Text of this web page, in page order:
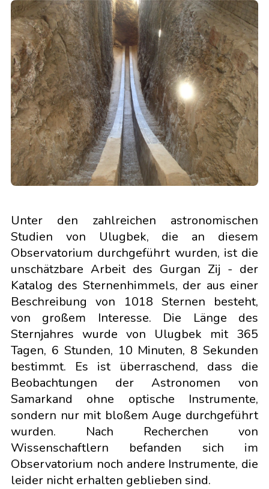
Unter den zahlreichen astronomischen
Studien von Ulugbek, die an diesem
Observatorium durchgeführt wurden, ist die
unschätzbare Arbeit des Gurgan Zij - der
Katalog des Sternenhimmels, der aus einer
Beschreibung von 1018 Sternen besteht,
von großem Interesse. Die Länge des
Sternjahres wurde von Ulugbek mit 365
Tagen, 6 Stunden, 10 Minuten, 8 Sekunden
bestimmt. Es ist überraschend, dass die
Beobachtungen der Astronomen von
Samarkand ohne optische Instrumente,
sondern nur mit bloßem Auge durchgeführt
wurden. Nach Recherchen von
Wissenschaftlern befanden sich im
Observatorium noch andere Instrumente, die
leider nicht erhalten geblieben sind.